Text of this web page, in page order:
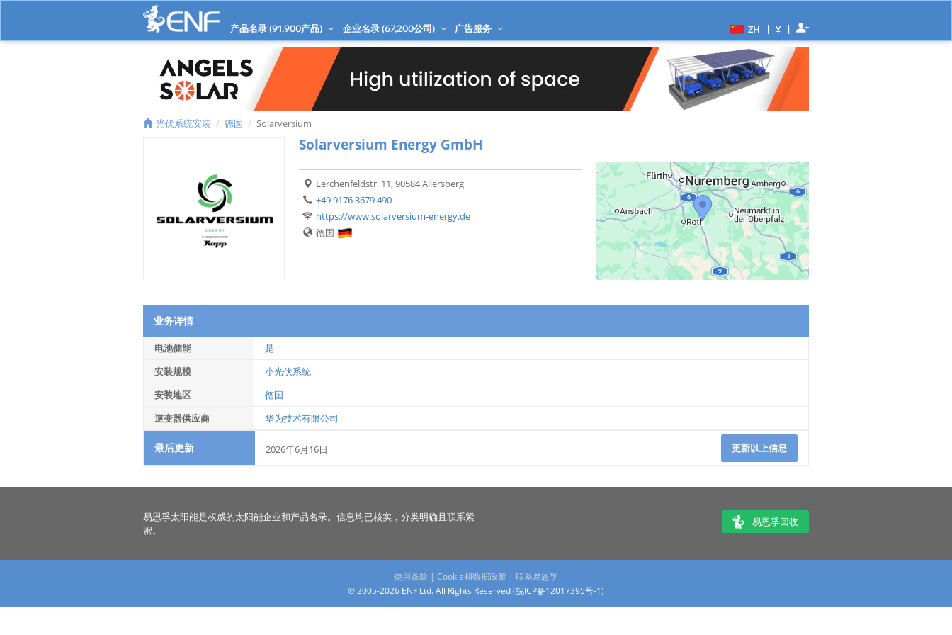
产品名录 (91,900产品) 企业名录 (67,200公司) 广告服务 ZH | ¥ |
光伏系统安装 德国 Solarversium
Solarversium Energy GmbH
Lerchenfeldstr. 11, 90584 Allersberg
+49 9176 3679 490
https://www.solarversium-energy.de
德国
业务详情
电池储能
是
安装规模
小光伏系统
安装地区
德国
逆变器供应商
华为技术有限公司
最后更新 2026年6月16日 更新以上信息
易恩孚太阳能是权威的太阳能企业和产品名录。信息均已核实，分类明确且联系紧
密。
易恩孚回收
使用条款 | Cookie和数据政策 | 联系易恩孚
© 2005-2026 ENF Ltd. All Rights Reserved (皖ICP备12017395号-1)